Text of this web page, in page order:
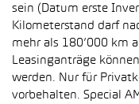
sein (Datum erste
Kilometerstand darf
mehr als 180’000 km
Leasinganträge
werden. Nur für
vorbehalten. Special